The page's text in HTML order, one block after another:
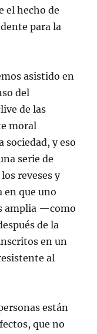
el hecho de
para la
asistido en
del
de las
moral
y eso
serie de
reveses y
en que uno
amplia —como
de la
en un
al
están
que no